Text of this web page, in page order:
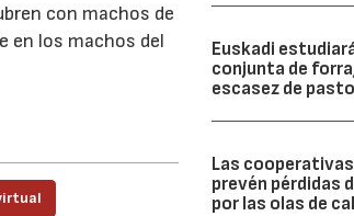
con machos de
en los machos del
Euskadi
conjunta de
escasez de
Las
prevén pérdidas
por las olas de